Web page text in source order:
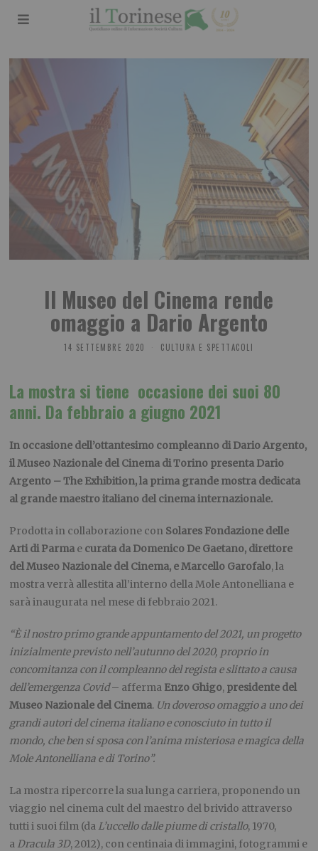
Il Museo del Cinema rende
omaggio a Dario Argento
14 SETTEMBRE 2020 CULTURA E SPETTACOLI
La mostra si tiene occasione dei suoi 80
anni. Da febbraio a giugno 2021
In occasione dell’ottantesimo compleanno di Dario Argento,
il Museo Nazionale del Cinema di Torino presenta Dario
Argento – The Exhibition, la prima grande mostra dedicata
al grande maestro italiano del cinema internazionale.
Prodotta in collaborazione con Solares Fondazione delle
Arti di Parma e curata da Domenico De Gaetano, direttore
del Museo Nazionale del Cinema, e Marcello Garofalo, la
mostra verrà allestita all’interno della Mole Antonelliana e
sarà inaugurata nel mese di febbraio 2021.
“È il nostro primo grande appuntamento del 2021, un progetto
inizialmente previsto nell’autunno del 2020, proprio in
concomitanza con il compleanno del regista e slittato a causa
dell’emergenza Covid– afferma Enzo Ghigo, presidente del
Museo Nazionale del Cinema. Un doveroso omaggio a uno dei
grandi autori del cinema italiano e conosciuto in tutto il
mondo, che ben si sposa con l’anima misteriosa e magica della
Mole Antonelliana e di Torino”.
La mostra ripercorre la sua lunga carriera, proponendo un
viaggio nel cinema cult del maestro del brivido attraverso
tutti i suoi film (da L’uccello dalle piume di cristallo, 1970,
a Dracula 3D, 2012), con centinaia di immagini, fotogrammi e